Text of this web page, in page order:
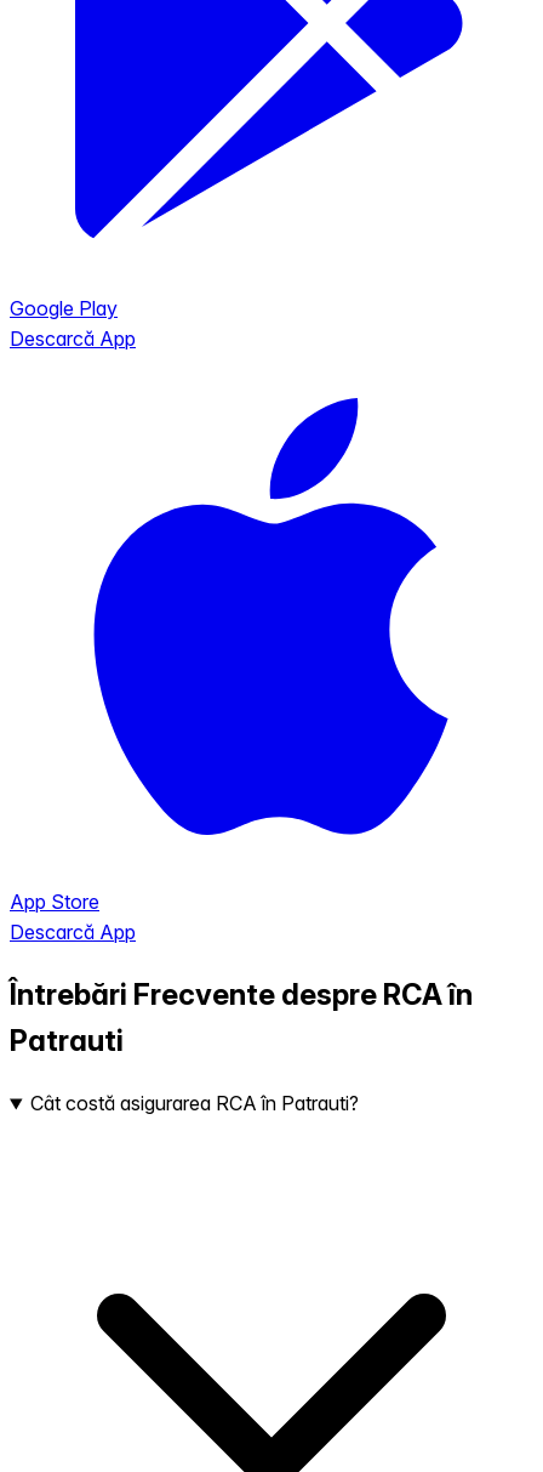
Google Play
Descarcă App
App Store
Descarcă App
Întrebări Frecvente despre RCA în
Patrauti
Cât costă asigurarea RCA în Patrauti?